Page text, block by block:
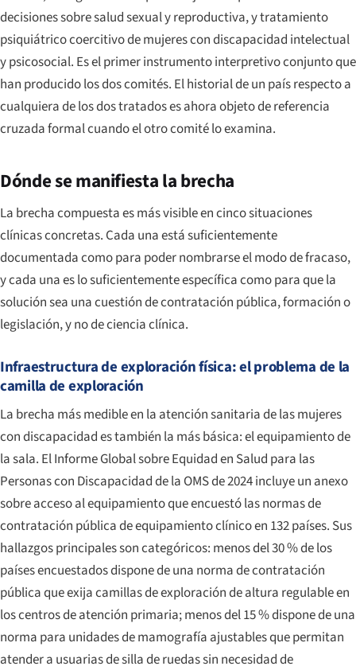
decisiones sobre salud sexual y reproductiva, y tratamiento
psiquiátrico coercitivo de mujeres con discapacidad intelectual
y psicosocial. Es el primer instrumento interpretivo conjunto que
han producido los dos comités. El historial de un país respecto a
cualquiera de los dos tratados es ahora objeto de referencia
cruzada formal cuando el otro comité lo examina.
Dónde se manifiesta la brecha
La brecha compuesta es más visible en cinco situaciones
clínicas concretas. Cada una está suficientemente
documentada como para poder nombrarse el modo de fracaso,
y cada una es lo suficientemente específica como para que la
solución sea una cuestión de contratación pública, formación o
legislación, y no de ciencia clínica.
Infraestructura de exploración física: el problema de la
camilla de exploración
La brecha más medible en la atención sanitaria de las mujeres
con discapacidad es también la más básica: el equipamiento de
la sala. ElInforme Global sobre Equidad en Salud para las
Personas con Discapacidadde la OMS de 2024 incluye un anexo
sobre acceso al equipamiento que encuestó las normas de
contratación pública de equipamiento clínico en 132 países. Sus
hallazgos principales son categóricos: menos del 30 % de los
países encuestados dispone de una norma de contratación
pública que exija camillas de exploración de altura regulable en
los centros de atención primaria; menos del 15 % dispone de una
norma para unidades de mamografía ajustables que permitan
atender a usuarias de silla de ruedas sin necesidad de